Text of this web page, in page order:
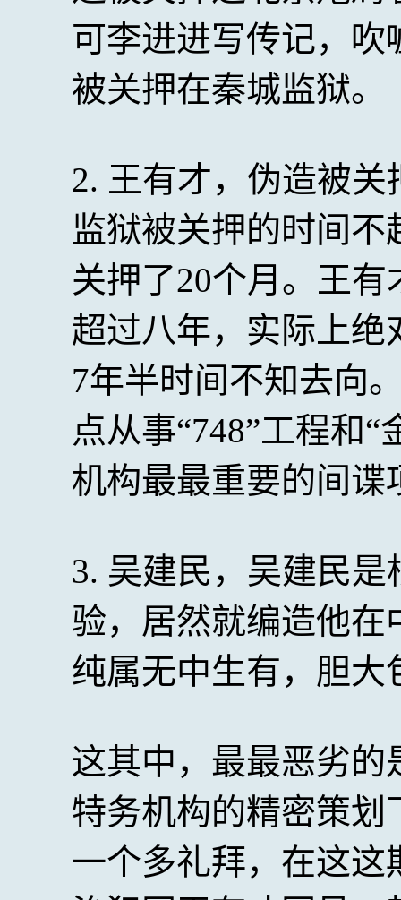
可李进进写传记，
被关押在秦城监狱。
2. 王有才，伪造被
监狱被关押的时间
关押了20个月。王
超过八年，实际上
7年半时间不知去向
点从事“748”工程和
机构最最重要的间谍
3. 吴建民，吴建民
验，居然就编造他
纯属无中生有，胆大
这其中，最最恶劣
特务机构的精密策
一个多礼拜，在这